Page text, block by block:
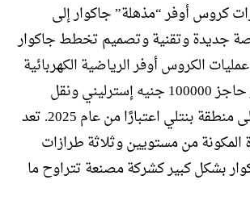
كروس أوفر “مذهلة” جاكوار إلى
جديدة وتقنية وتصميم تخطط جاكوار
الكروس أوفر الرياضية الكهربائية
“المذهلة” لاجتياز حاجز 100000 جنيه إسترليني ونقل
العلامة التجارية إلى منطقة بنتلي اعتبارًا من عام 2025. تعد
المكونة من مستويين وثلاثة طرازات
بشكل كبير كشركة مصنعة تتراوح ما